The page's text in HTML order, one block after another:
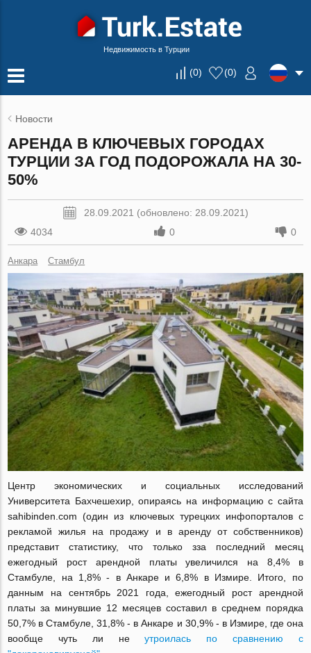
Недвижимость в Турции
(0) (0)
Новости
АРЕНДА В КЛЮЧЕВЫХ ГОРОДАХ
ТУРЦИИ ЗА ГОД ПОДОРОЖАЛА НА 30-
50%
28.09.2021 (обновлено: 28.09.2021)
4034
0 0
Анкара Стамбул
Центр экономических и социальных исследований
Университета Бахчешехир, опираясь на информацию c сайта
sahibinden.com (один из ключевых турецких инфопорталов с
рекламой жилья на продажу и в аренду от собственников)
представит статистику, что только зза последний месяц
ежегодный рост арендной платы увеличился на 8,4% в
Стамбуле, на 1,8% - в Анкаре и 6,8% в Измире. Итого, по
данным на сентябрь 2021 года, ежегодный рост арендной
платы за минувшие 12 месяцев составил в среднем порядка
50,7% в Стамбуле, 31,8% - в Анкаре и 30,9% - в Измире, где она
вообще чуть ли неутроилась по сравнению с